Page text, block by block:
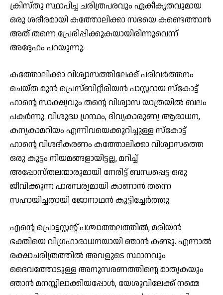
ക്രിസ്തു സ്ഥാപിച്ച ചരിത്രപരവും ഏകീകൃതവുമായ
ഒരു ശരീരമായി കത്തോലിക്കാ സഭയെ കണ്ടെത്താൻ
അത് തന്നെ പ്രേരിപ്പിക്കുകയായിരിന്നുവെന്ന്
അദ്ദേഹം പറയുന്നു.
കത്തോലിക്കാ വിശ്വാസത്തിലേക്ക് പരിവർത്തനം
ചെയ്ത മുൻ പ്രെസ്ബിറ്റീരിയൻ പാസ്റ്ററായ സ്കോട്ട്
ഹാന്റെ സാക്ഷ്യവും തന്റെ വിശ്വാസ യാത്രയില്‍ ബലം
പകര്‍ന്നു. വിശുദ്ധ ഗ്രന്ഥം, ദിവ്യകാരുണ്യ ആരാധന,
കന്യകാമറിയം എന്നിവയെക്കുറിച്ചുള്ള സ്കോട്ട്
ഹാന്റെ വിശദീകരണം കത്തോലിക്കാ വിശ്വാസത്തെ
ഒരു കൂട്ടം നിയമങ്ങളായിട്ടല്ല, മറിച്ച്
അപ്പോസ്തലന്മാരുമായി നേരിട്ട് ബന്ധപ്പെട്ട ഒരു
ജീവിക്കുന്ന പാരമ്പര്യമായി കാണാൻ തന്നെ
സഹായിച്ചതായി ജോനാഥൻ കൂട്ടിച്ചേര്‍ത്തു.
എന്റെ പ്രൊട്ടസ്റ്റന്റ് പശ്ചാത്തലത്തിൽ, മരിയൻ
ഭക്തിയെ വിഗ്രഹാരാധനയായി ഞാൻ കണ്ടു. എന്നാൽ
രക്ഷാചരിത്രത്തിൽ അവളുടെ സ്ഥാനവും
ദൈവത്തോടുള്ള അനുസരണത്തിന്റെ മാതൃകയും
ഞാൻ മനസ്സിലാക്കിയപ്പോൾ, യേശുവിലേക്ക് നമ്മെ